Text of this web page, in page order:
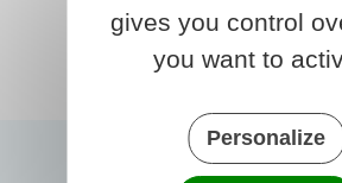
gives you control
you want to
Personalize